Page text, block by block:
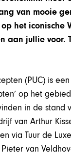
van mooie
het iconische
aan jullie voor.
(PUC) is
op het
in de stand
van Arthur
via Tuur de
van